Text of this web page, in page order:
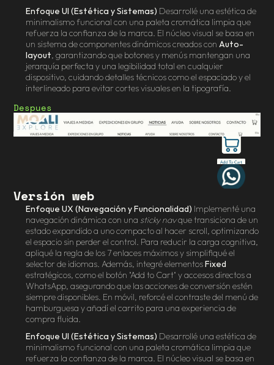
Enfoque UI (Estética y Sistemas) Desarrollé una estética de
minimalismo funcional con una paleta cromática limpia que
refuerza la confianza de la marca. El núcleo visual se basa en
un sistema de componentes dinámicos creados con Auto-
layout, garantizando que botones y menús mantengan una
jerarquía perfecta y una legibilidad total en cualquier
dispositivo, cuidando detalles técnicos como el espaciado y el
interlineado para evitar cortes visuales en la tipografía.
Despues
Versión web
Enfoque UX (Navegación y Funcionalidad) Implementé una
navegación dinámica con una sticky nav que transiciona de un
estado expandido a uno compacto al hacer scroll, optimizando
el espacio sin perder el control. Para reducir la carga cognitiva,
apliqué la regla de los 7 enlaces máximos y simplifiqué el
selector de idiomas. Además, integré elementos Fixed
estratégicos, como el botón "Add to Cart" y accesos directos a
WhatsApp, asegurando que las acciones de conversión estén
siempre disponibles. En móvil, reforcé el contraste del menú de
hamburguesa y añadí el carrito para una experiencia de
compra fluida.
Enfoque UI (Estética y Sistemas) Desarrollé una estética de
minimalismo funcional con una paleta cromática limpia que
refuerza la confianza de la marca. El núcleo visual se basa en